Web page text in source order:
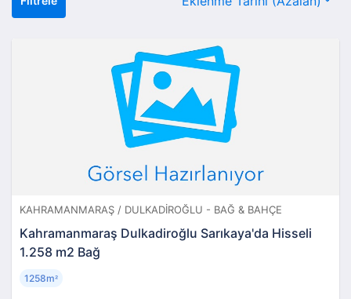
KAHRAMANMARAŞ / DULKADIROĞLU - BAĞ & BAHÇE
Kahramanmaraş Dulkadiroğlu Sarıkaya'da Hisseli
1.258 m2 Bağ
1258m²